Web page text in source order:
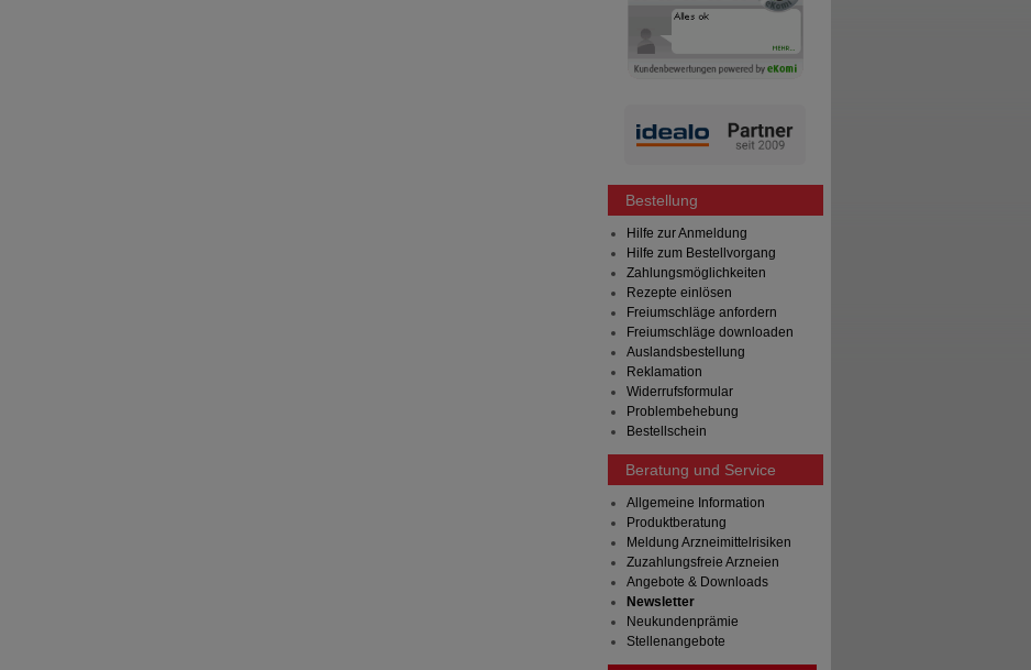
Bestellung
Hilfe zur Anmeldung
Hilfe zum Bestellvorgang
Zahlungsmöglichkeiten
Rezepte einlösen
Freiumschläge anfordern
Freiumschläge downloaden
Auslandsbestellung
Reklamation
Widerrufsformular
Problembehebung
Bestellschein
Beratung und Service
Allgemeine Information
Produktberatung
Meldung Arzneimittelrisiken
Zuzahlungsfreie Arzneien
Angebote & Downloads
Newsletter
Neukundenprämie
Stellenangebote